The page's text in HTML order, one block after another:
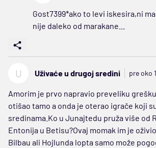
Gost7399*ako to levi iskesira,ni
nije daleko od marakane...
U Uživaće u drugoj sredini pre oko
Amorim je prvo napravio preveliku
otišao tamo a onda je oterao igrače koji
sredinama.Ko u Junajtedu pruža više od
Entonija u Betisu?Ovaj momak im je
Bilbau ali Hojlunda lopta samo može